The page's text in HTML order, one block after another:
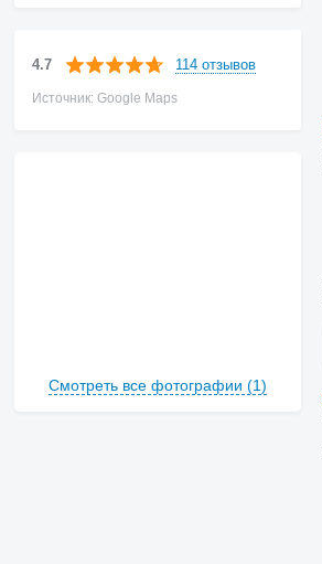
4.7 114 отзывов
Источник: Google Maps
Смотреть все фотографии (1)